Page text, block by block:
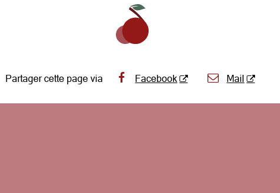
Partager cette page via Facebook Mail